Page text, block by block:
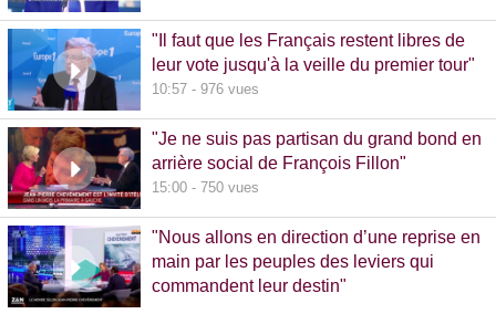
"Il faut que les Français restent libres de
leur vote jusqu'à la veille du premier tour"
10:57 - 976 vues
"Je ne suis pas partisan du grand bond en
arrière social de François Fillon"
15:00 - 750 vues
"Nous allons en direction d’une reprise en
main par les peuples des leviers qui
commandent leur destin"